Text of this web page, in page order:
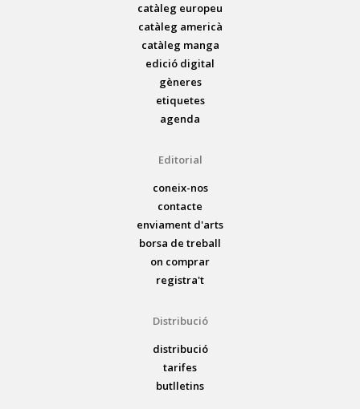
catàleg europeu
catàleg americà
catàleg manga
edició digital
gèneres
etiquetes
agenda
Editorial
coneix-nos
contacte
enviament d'arts
borsa de treball
on comprar
registra't
Distribució
distribució
tarifes
butlletins